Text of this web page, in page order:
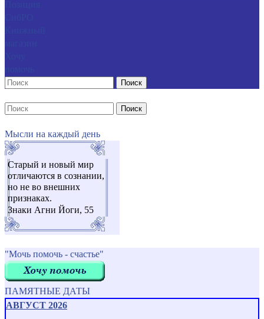
Поиск
Поиск
Мысли на каждый день
Старый и новый мир
отличаются в сознании,
но не во внешних
признаках.
Знаки Агни Йоги, 55
"Мочь помочь - счастье"
ПАМЯТНЫЕ ДАТЫ
АВГУСТ 2026